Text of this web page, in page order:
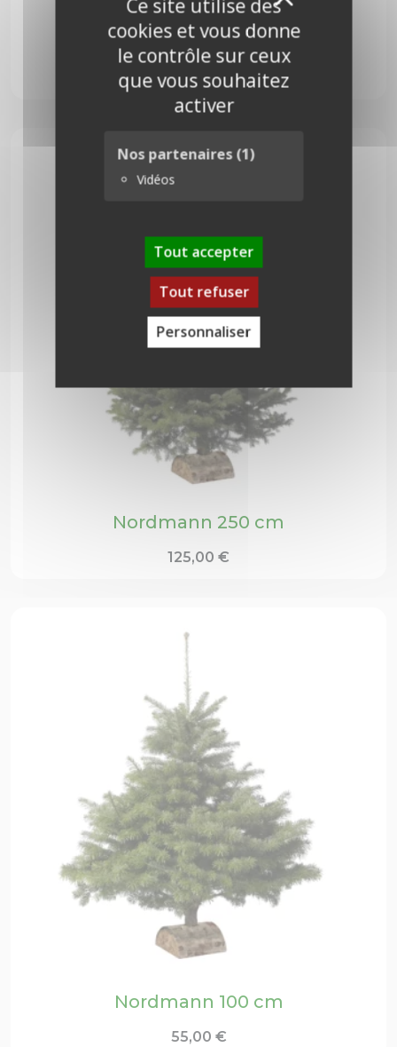
Ce site utilise des
cookies et vous donne
le contrôle sur ceux
que vous souhaitez
activer
Nos partenaires(1)
Vidéos
Tout accepter
Tout refuser
Personnaliser
Pungens 175 cm
74,00€
Nordmann 250 cm
125,00 €
Nordmann 100 cm
55,00 €